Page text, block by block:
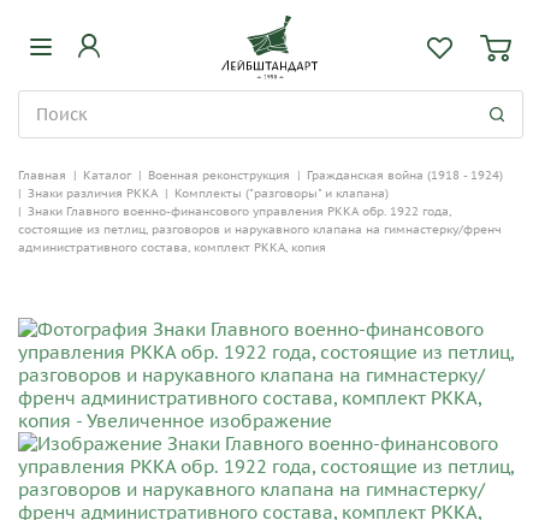
Главная | Каталог | Военная реконструкция | Гражданская война (1918 - 1924)
| Знаки различия РККА | Комплекты ("разговоры" и клапана)
| Знаки Главного военно-финансового управления РККА обр. 1922 года,
состоящие из петлиц, разговоров и нарукавного клапана на гимнастерку/френч
административного состава, комплект РККА, копия